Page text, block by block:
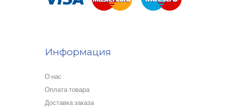
Информация
О нас
Оплата товара
Доставка заказа